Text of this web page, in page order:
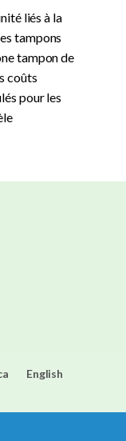
liés à la
tampons
tampon de
coûts
pour les
English